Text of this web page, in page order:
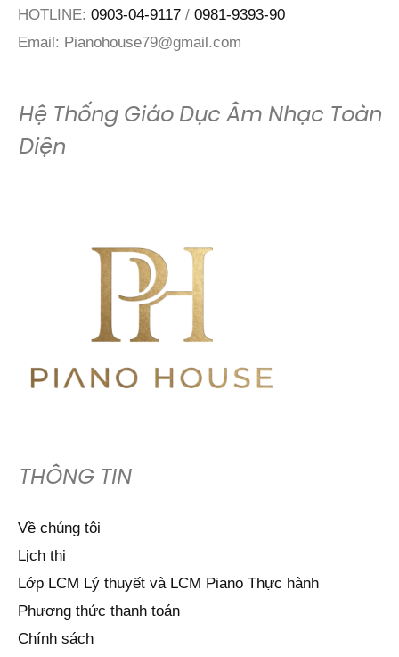
HOTLINE: 0903-04-9117 / 0981-9393-90
Email: Pianohouse79@gmail.com
Hệ Thống Giáo Dục Âm Nhạc Toàn
Diện
THÔNG TIN
Về chúng tôi
Lịch thi
Lớp LCM Lý thuyết và LCM Piano Thực hành
Phương thức thanh toán
Chính sách